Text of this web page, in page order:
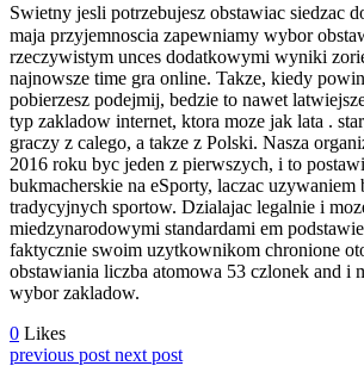
Swietny jesli potrzebujesz obstawiac siedzac
maja przyjemnoscia zapewniamy wybor
rzeczywistym unces dodatkowymi wyniki
najnowsze time gra online. Takze, kiedy
pobierzesz podejmij, bedzie to nawet
typ zakladow internet, ktora moze jak lata .
graczy z calego, a takze z Polski. Nasza
2016 roku byc jeden z pierwszych, i to
bukmacherskie na eSporty, laczac uzywaniem
tradycyjnych sportow. Dzialajac legalnie i
miedzynarodowymi standardami em
faktycznie swoim uzytkownikom chronione
obstawiania liczba atomowa 53 czlonek and i
wybor zakladow.
0 Likes
previous post next post